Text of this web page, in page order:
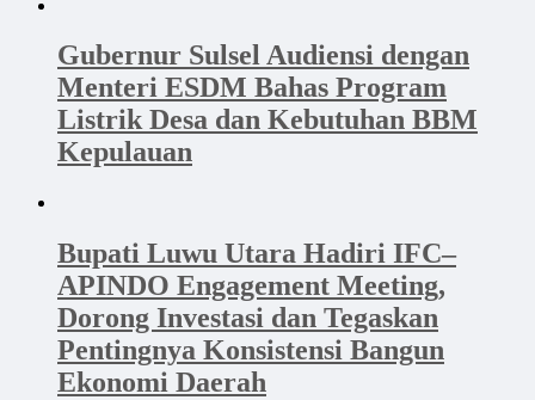
Gubernur Sulsel Audiensi dengan
Menteri ESDM Bahas Program
Listrik Desa dan Kebutuhan BBM
Kepulauan
Bupati Luwu Utara Hadiri IFC–
APINDO Engagement Meeting,
Dorong Investasi dan Tegaskan
Pentingnya Konsistensi Bangun
Ekonomi Daerah